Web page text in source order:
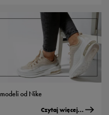
od Nike
Czytaj więcej...